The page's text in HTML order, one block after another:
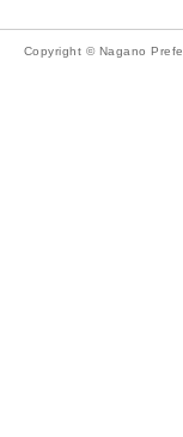
Copyright © Nagano